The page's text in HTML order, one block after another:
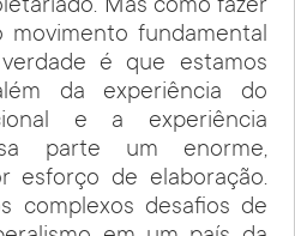
Mas como fazer
fundamental
é que estamos
da experiência do
e a experiência
parte um enorme,
esforço de elaboração.
complexos desafios de